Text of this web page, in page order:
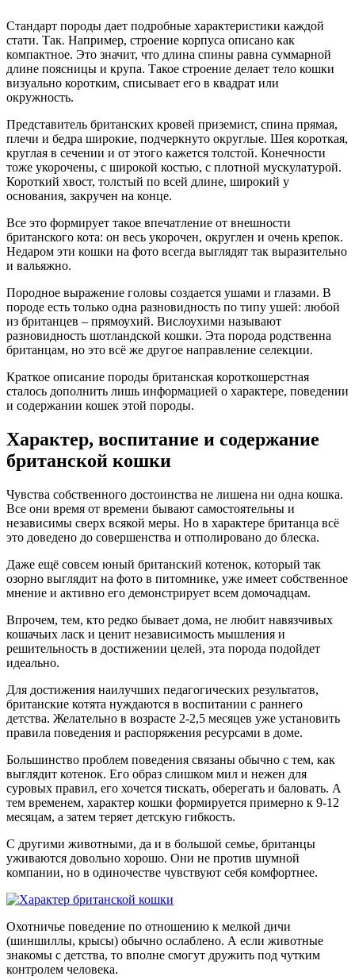
Стандарт породы дает подробные характеристики каждой
стати. Так. Например, строение корпуса описано как
компактное. Это значит, что длина спины равна суммарной
длине поясницы и крупа. Такое строение делает тело кошки
визуально коротким, списывает его в квадрат или
окружность.
Представитель британских кровей приземист, спина прямая,
плечи и бедра широкие, подчеркнуто округлые. Шея короткая,
круглая в сечении и от этого кажется толстой. Конечности
тоже укорочены, с широкой костью, с плотной мускулатурой.
Короткий хвост, толстый по всей длине, широкий у
основания, закручен на конце.
Все это формирует такое впечатление от внешности
британского кота: он весь укорочен, округлен и очень крепок.
Недаром эти кошки на фото всегда выглядят так выразительно
и вальяжно.
Породное выражение головы создается ушами и глазами. В
породе есть только одна разновидность по типу ушей: любой
из британцев – прямоухий. Вислоухими называют
разновидность шотландской кошки. Эта порода родственна
британцам, но это всё же другое направление селекции.
Краткое описание породы британская короткошерстная
сталось дополнить лишь информацией о характере, поведении
и содержании кошек этой породы.
Характер, воспитание и содержание
британской кошки
Чувства собственного достоинства не лишена ни одна кошка.
Все они время от времени бывают самостоятельны и
независимы сверх всякой меры. Но в характере британца всё
это доведено до совершенства и отполировано до блеска.
Даже ещё совсем юный британский котенок, который так
озорно выглядит на фото в питомнике, уже имеет собственное
мнение и активно его демонстрирует всем домочадцам.
Впрочем, тем, кто редко бывает дома, не любит навязчивых
кошачьих ласк и ценит независимость мышления и
решительность в достижении целей, эта порода подойдет
идеально.
Для достижения наилучших педагогических результатов,
британские котята нуждаются в воспитании с раннего
детства. Желательно в возрасте 2-2,5 месяцев уже установить
правила поведения и распоряжения ресурсами в доме.
Большинство проблем поведения связаны обычно с тем, как
выглядит котенок. Его образ слишком мил и нежен для
суровых правил, его хочется тискать, оберегать и баловать. А
тем временем, характер кошки формируется примерно к 9-12
месяцам, а затем теряет детскую гибкость.
С другими животными, да и в большой семье, британцы
уживаются довольно хорошо. Они не против шумной
компании, но в одиночестве чувствуют себя комфортнее.
Охотничье поведение по отношению к мелкой дичи
(шиншиллы, крысы) обычно ослаблено. А если животные
знакомы с детства, то вполне смогут дружить под чутким
контролем человека.